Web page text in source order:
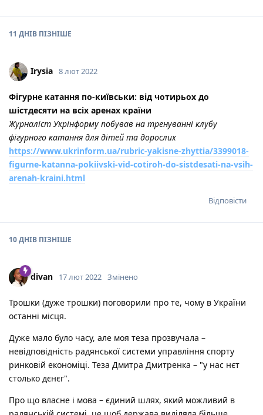
11 ДНІВ ПІЗНІШЕ
Irysia 8 лют 2022
Фігурне катання по-київськи: від чотирьох до
шістдесяти на всіх аренах країни
Журналіст Укрінформу побував на тренуванні клубу
фігурного катання для дітей та дорослих
https://www.ukrinform.ua/rubric-yakisne-zhyttia/3399018-
figurne-katanna-pokiivski-vid-cotiroh-do-sistdesati-na-vsih-
arenah-kraini.html
Відповісти
10 ДНІВ ПІЗНІШЕ
divan 17 лют 2022 Змінено
Трошки (дуже трошки) поговорили про те, чому в України
останні місця.
Дуже мало було часу, але моя теза прозвучала –
невідповідність радянської системи управління спорту
ринковій економіці. Теза Дмитра Дмитренка – "у нас нєт
столько дєнєг".
Про що власне і мова – єдиний шлях, який можливий в